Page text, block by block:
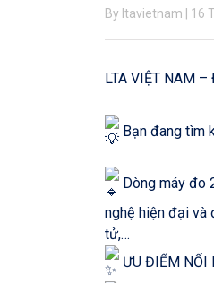
By ltavietnam | 16
LTA VIỆT NAM
Bạn đang tìm
Dòng máy đo
nghệ hiện đại và
tử,…
ƯU ĐIỂM NỔI